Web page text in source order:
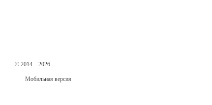
© 2014—2026
Мобильная версия